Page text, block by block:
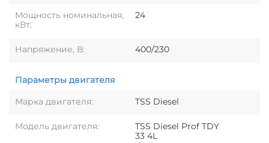
Мощность номинальная,
кВт:
24
Напряжение, В: 400/230
Параметры двигателя
Марка двигателя:
TSS Diesel
Модель двигателя:
TSS Diesel Prof TDY
33 4L